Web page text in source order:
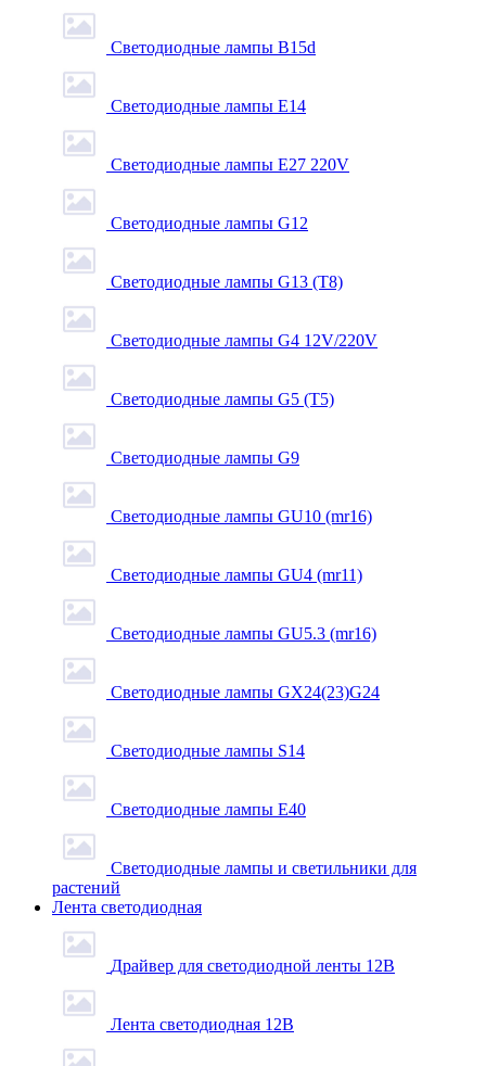
Светодиодные лампы B15d
Светодиодные лампы E14
Светодиодные лампы E27 220V
Светодиодные лампы G12
Светодиодные лампы G13 (T8)
Светодиодные лампы G4 12V/220V
Светодиодные лампы G5 (T5)
Светодиодные лампы G9
Светодиодные лампы GU10 (mr16)
Светодиодные лампы GU4 (mr11)
Светодиодные лампы GU5.3 (mr16)
Светодиодные лампы GX24(23)G24
Светодиодные лампы S14
Светодиодные лампы Е40
Светодиодные лампы и светильники для
растений
Лента светодиодная
Драйвер для светодиодной ленты 12В
Лента светодиодная 12В